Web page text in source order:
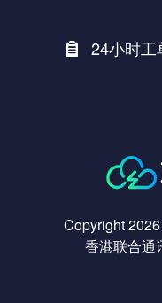
24小时工
Copyright
香港联合通